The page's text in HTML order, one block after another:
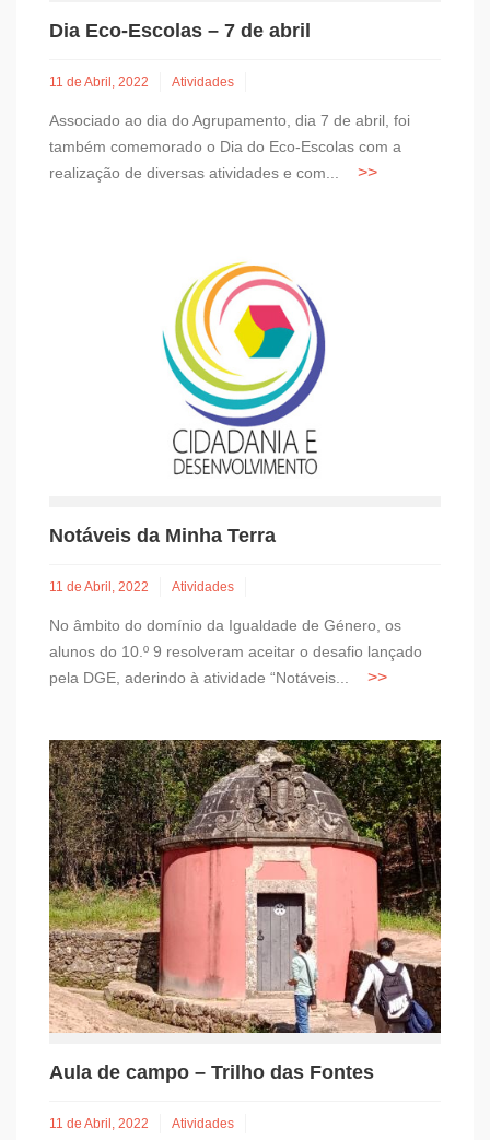
Dia Eco-Escolas – 7 de abril
11 de Abril, 2022 Atividades
Associado ao dia do Agrupamento, dia 7 de abril, foi
também comemorado o Dia do Eco-Escolas com a
realização de diversas atividades e com...
Notáveis da Minha Terra
11 de Abril, 2022 Atividades
No âmbito do domínio da Igualdade de Género, os
alunos do 10.º 9 resolveram aceitar o desafio lançado
pela DGE, aderindo à atividade “Notáveis...
Aula de campo – Trilho das Fontes
11 de Abril, 2022 Atividades